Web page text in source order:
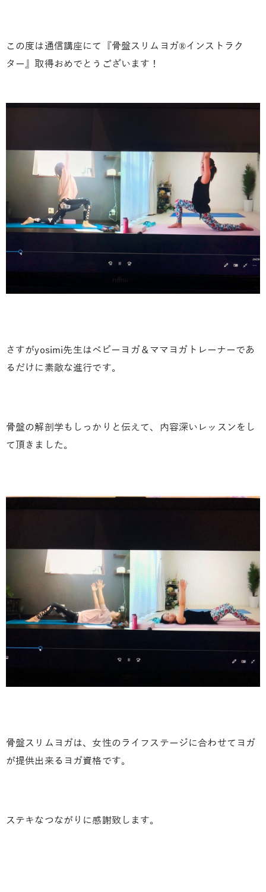
この度は通信講座にて『骨盤スリムヨガ®︎インストラク
ター』取得おめでとうございます！
さすがyosimi先生はベビーヨガ＆ママヨガトレーナーであ
るだけに素敵な進行です。
骨盤の解剖学もしっかりと伝えて、内容深いレッスンをし
て頂きました。
骨盤スリムヨガは、女性のライフステージに合わせてヨガ
が提供出来るヨガ資格です。
ステキなつながりに感謝致します。